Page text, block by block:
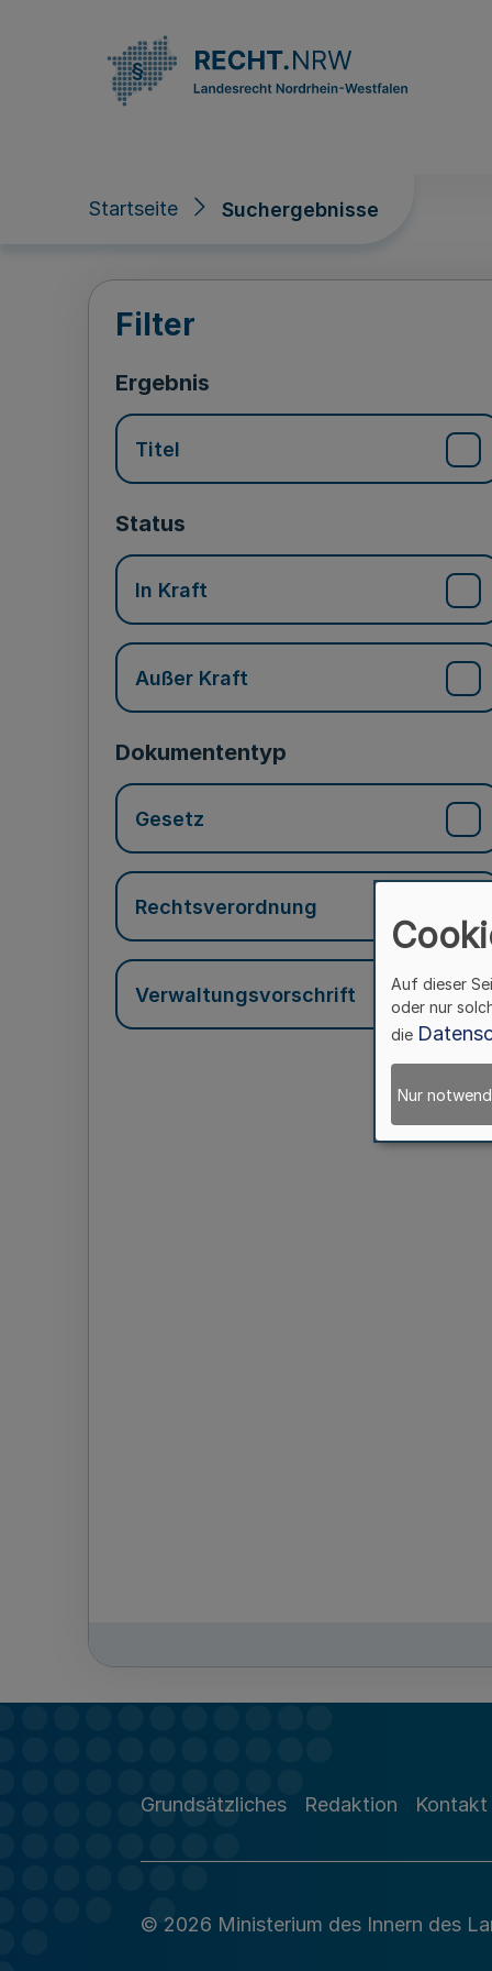
Startseite Suchergebnisse
Suchergebnisse
Filter
Ergebnis
Titel
Status
In Kraft
Außer Kraft
Dokumententyp
Gesetz
Rechtsverordnung
Verwaltungsvorschrift
Grundsätzliches Redaktion Kontakt
© 2026 Ministerium des Innern des
Auf dieser
oder nur
die
Nur